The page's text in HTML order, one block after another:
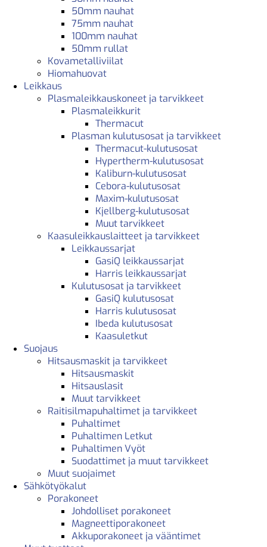
50mm nauhat
75mm nauhat
100mm nauhat
50mm rullat
Kovametalliviilat
Hiomahuovat
Leikkaus
Plasmaleikkauskoneet ja tarvikkeet
Plasmaleikkurit
Thermacut
Plasman kulutusosat ja tarvikkeet
Thermacut-kulutusosat
Hypertherm-kulutusosat
Kaliburn-kulutusosat
Cebora-kulutusosat
Maxim-kulutusosat
Kjellberg-kulutusosat
Muut tarvikkeet
Kaasuleikkauslaitteet ja tarvikkeet
Leikkaussarjat
GasiQ leikkaussarjat
Harris leikkaussarjat
Kulutusosat ja tarvikkeet
GasiQ kulutusosat
Harris kulutusosat
Ibeda kulutusosat
Kaasuletkut
Suojaus
Hitsausmaskit ja tarvikkeet
Hitsausmaskit
Hitsauslasit
Muut tarvikkeet
Raitisilmapuhaltimet ja tarvikkeet
Puhaltimet
Puhaltimen Letkut
Puhaltimen Vyöt
Suodattimet ja muut tarvikkeet
Muut suojaimet
Sähkötyökalut
Porakoneet
Johdolliset porakoneet
Magneettiporakoneet
Akkuporakoneet ja vääntimet